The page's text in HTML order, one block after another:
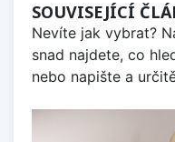
SOUVISEJÍCÍ
Nevíte jak vybrat?
snad najdete, co
nebo napište a